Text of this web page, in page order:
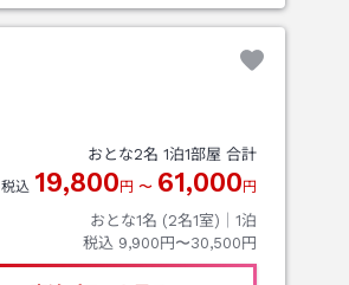
おとな2名 1泊1部屋 合計
税込 19,800 円 〜 61,000 円
おとな1名 (2名1室)｜ 1泊
税込 9,900円〜30,500円